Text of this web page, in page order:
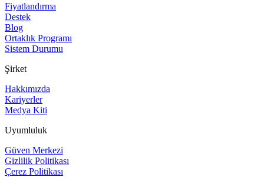
Fiyatlandırma
Destek
Blog
Ortaklık Programı
Sistem Durumu
Şirket
Hakkımızda
Kariyerler
Medya Kiti
Uyumluluk
Güven Merkezi
Gizlilik Politikası
Çerez Politikası